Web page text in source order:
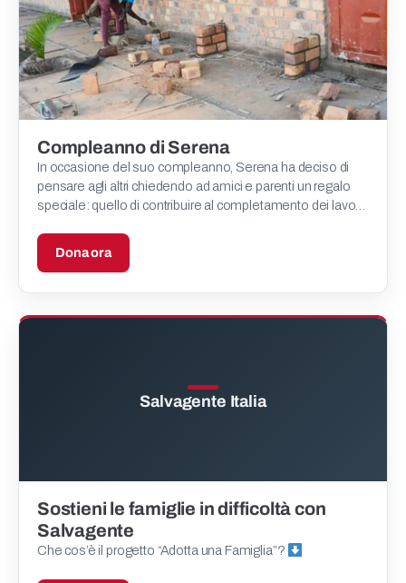
Compleanno di Serena
In occasione del suo compleanno, Serena ha deciso di
pensare agli altri chiedendo ad amici e parenti un regalo
speciale: quello di contribuire al completamento dei lavori
Dona ora
Salvagente Italia
Sostieni le famiglie in difficoltà con
Salvagente
Che cos’è il progetto “Adotta una Famiglia”?